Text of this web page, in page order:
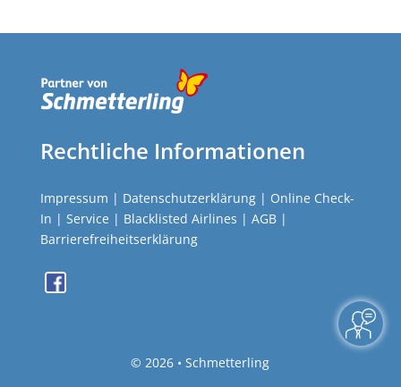
Rechtliche Informationen
Impressum | Datenschutzerklärung| Online Check-
In | Service | Blacklisted Airlines | AGB|
Barrierefreiheitserklärung
© 2026 • Schmetterling